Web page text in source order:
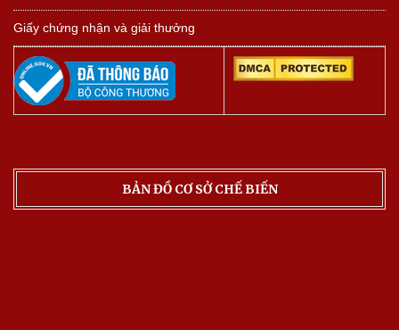
Giấy chứng nhận và giải thưởng
BẢN ĐỒ CƠ SỞ CHẾ BIẾN